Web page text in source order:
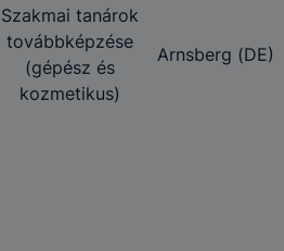
Szakmai tanárok
továbbképzése
(gépész és
kozmetikus)
Arnsberg (DE)